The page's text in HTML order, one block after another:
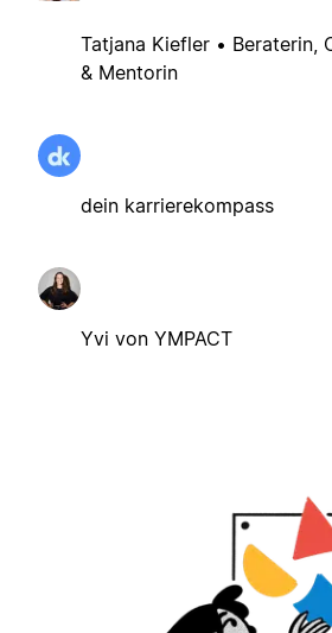
Tatjana Kiefler • Beraterin,
& Mentorin
dein karrierekompass
Yvi von YMPACT